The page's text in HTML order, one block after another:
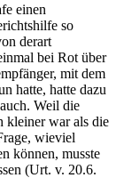
einen
so
derart
bei Rot über
mit dem
hatte, hatte dazu
Weil die
kleiner war als die
wieviel
können, musste
(Urt. v. 20.6.​